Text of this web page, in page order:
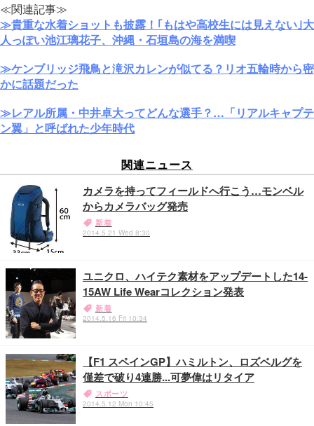
≪関連記事≫
≫貴重な水着ショットも披露！｢もはや高校生には見えない｣大
人っぽい池江璃花子、沖縄・石垣島の海を満喫
≫ケンブリッジ飛鳥と滝沢カレンが似てる？リオ五輪時から密
かに話題だった
≫レアル所属・中井卓大ってどんな選手？…「リアルキャプテ
ン翼」と呼ばれた少年時代
関連ニュース
カメラを持ってフィールドへ行こう…モンベル
からカメラバッグ発売
新着
2014.5.21 Wed 8:30
ユニクロ、ハイテク素材をアップデートした14-
15AW Life Wearコレクション発表
新着
2014.5.16 Fri 10:34
【F1 スペインGP】ハミルトン、ロズベルグを
僅差で破り4連勝...可夢偉はリタイア
スポーツ
2014.5.12 Mon 10:45